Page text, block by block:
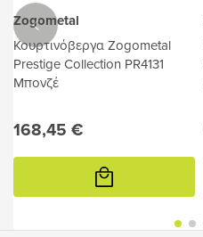
Zogometal
Κουρτινόβεργα Zogometal
Prestige Collection PR4131
Μπονζέ
168,45 €
Προσθήκη
καλάθι